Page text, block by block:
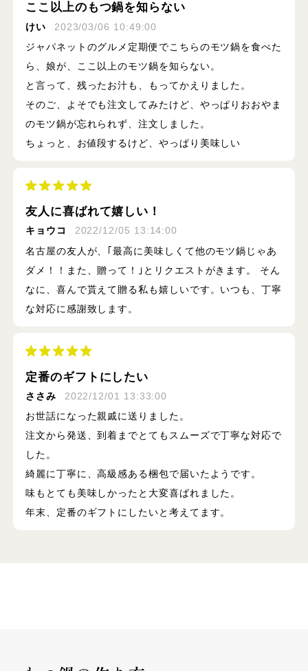
ここ以上のもつ鍋を知らない
けい
2023/03/06 10:49:00
ジャパネットのグルメ定期便でこちらのモツ鍋を食べた
ら、娘が、ここ以上のモツ鍋を知らない。
と言って、残ったお汁も、もってかえりました。
そのご、よそでも注文してみたけど、やっぱりおおやま
のモツ鍋が忘れられず、注文しました。
ちょっと、お値段するけど、やっぱり美味しい
友人に喜ばれて嬉しい！
キョウコ
2022/12/05 13:14:00
名古屋の友人が、｢最高に美味しくて他のモツ鍋じゃあ
ダメ！！また、贈って！｣とリクエストがきます。 そん
なに、喜んで貰えて贈る私も嬉しいです。いつも、丁寧
な対応に感謝致します。
定番のギフトにしたい
ささみ
2022/12/01 13:33:00
お世話になった親戚に送りました。
注文から発送、到着までとてもスムーズで丁寧な対応で
した。
綺麗に丁寧に、高級感ある梱包で届いたようです。
味もとても美味しかったと大変喜ばれました。
年末、定番のギフトにしたいと考えてます。